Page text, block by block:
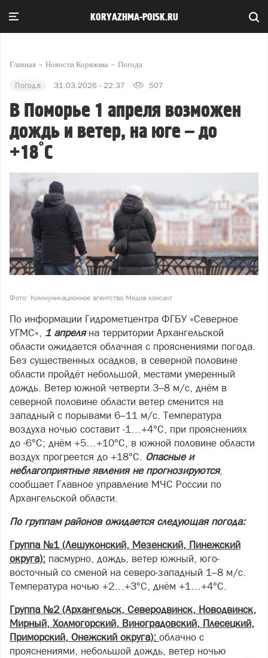
KORYAZHMA-POISK.RU
Главная Новости Коряжмы Погода
Погода 31.03.2026 - 22:37 507
В Поморье 1 апреля возможен
дождь и ветер, на юге – до
+18°С
Фото: Коммуникационное агентство Медиа консалт
По информации Гидрометцентра ФГБУ «Северное
УГМС», 1 апреляна территории Архангельской
области ожидается облачная с прояснениями погода.
Без существенных осадков, в северной половине
области пройдёт небольшой, местами умеренный
дождь. Ветер южной четверти 3–8 м/с, днём в
северной половине области ветер сменится на
западный с порывами 6–11 м/с. Температура
воздуха ночью составит -1…+4°С, при прояснениях
до -6°С; днём +5…+10°С, в южной половине области
воздух прогреется до +18°С. Опасные и
неблагоприятные явления не прогнозируются,
сообщает Главное управление МЧС России по
Архангельской области.
По группам районов ожидается следующая погода:
Группа №1 (Лешуконский, Мезенский, Пинежский
округа): пасмурно, дождь, ветер южный, юго-
восточный со сменой на северо-западный 1–8 м/с.
Температура ночью +2…+3°С, днём +1…+4°С.
Группа №2 (Архангельск, Северодвинск, Новодвинск,
Мирный, Холмогорский, Виноградовский, Плесецкий,
Приморский, Онежский округа): облачно с
прояснениями, небольшой дождь, ветер ночью